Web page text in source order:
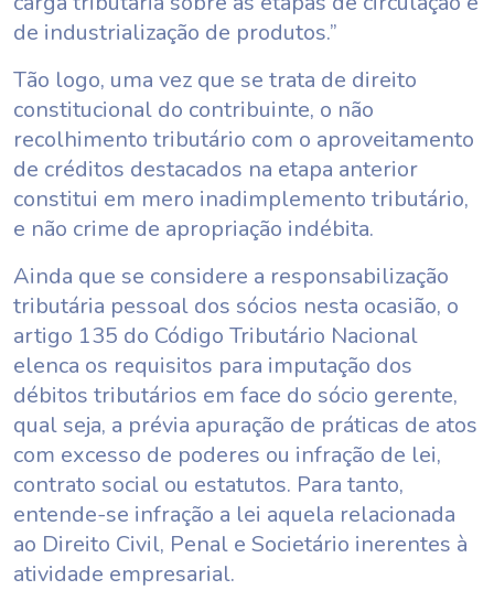
de industrialização de produtos.”
Tão logo, uma vez que se trata de direito
constitucional do contribuinte, o não
recolhimento tributário com o aproveitamento
de créditos destacados na etapa anterior
constitui em mero inadimplemento tributário,
e não crime de apropriação indébita.
Ainda que se considere a responsabilização
tributária pessoal dos sócios nesta ocasião, o
artigo 135 do Código Tributário Nacional
elenca os requisitos para imputação dos
débitos tributários em face do sócio gerente,
qual seja, a prévia apuração de práticas de atos
com excesso de poderes ou infração de lei,
contrato social ou estatutos. Para tanto,
entende-se infração a lei aquela relacionada
ao Direito Civil, Penal e Societário inerentes à
atividade empresarial.